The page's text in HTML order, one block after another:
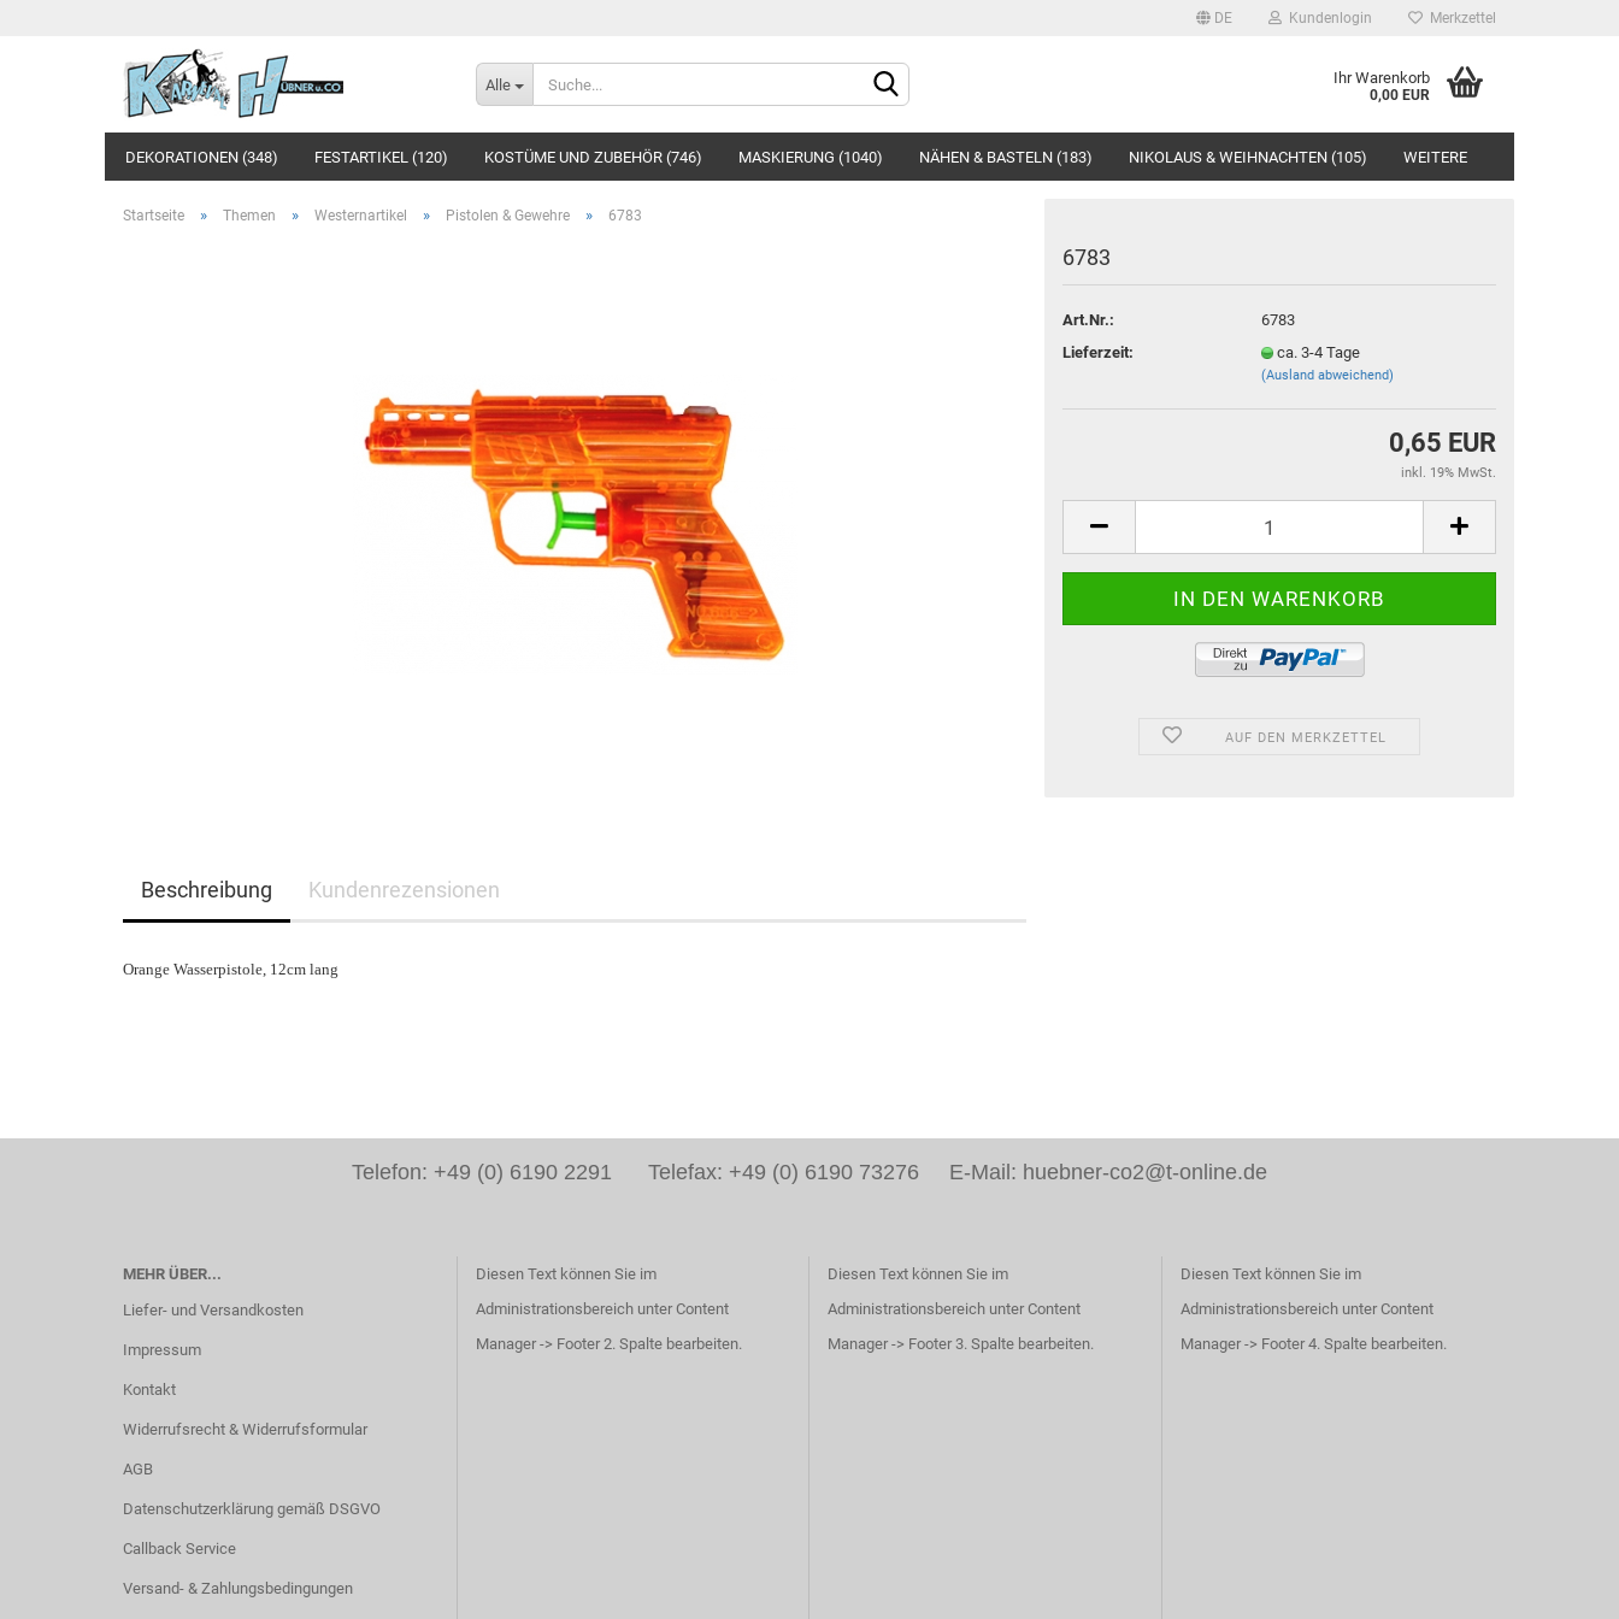
DE Kundenlogin
Konto erstellen
Merkzettel
Alle Ihr Warenkorb
0,00 EUR
DEKORATIONEN (348) FESTARTIKEL (120) KOSTÜME UND ZUBEHÖR (746) MASKIERUNG (1040) NÄHEN & BASTELN (183) NIKOLAUS & WEIHNACHTEN (105) WEITERE
Startseite » Themen » Westernartikel » Pistolen & Gewehre » 6783
6783
Art.Nr.:
6783
Lieferzeit:
ca. 3-4 Tage
(Ausland abweichend)
0,65 EUR
inkl. 19% MwSt.
AUF DEN MERKZETTEL
Beschreibung Kundenrezensionen
Orange Wasserpistole, 12cm lang
Telefon: +49 (0) 6190 2291 Telefax: +49 (0) 6190 73276 E-Mail: huebner-co2@t-online.de
MEHR ÜBER...
Liefer- und Versandkosten
Impressum
Kontakt
Widerrufsrecht & Widerrufsformular
AGB
Datenschutzerklärung gemäß DSGVO
Callback Service
Versand- & Zahlungsbedingungen
Diesen Text können Sie im
Administrationsbereich unter Content
Manager -> Footer 2. Spalte bearbeiten.
Diesen Text können Sie im
Administrationsbereich unter Content
Manager -> Footer 3. Spalte bearbeiten.
Diesen Text können Sie im
Administrationsbereich unter Content
Manager -> Footer 4. Spalte bearbeiten.